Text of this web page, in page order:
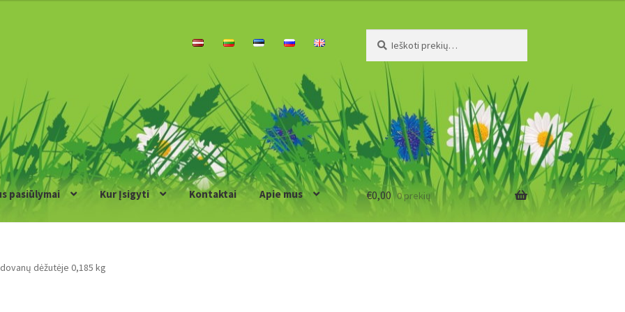
pasiūlymai Kur Įsigyti Kontaktai Apie mus €0,00 0 prekių
dėžutėje 0,185 kg